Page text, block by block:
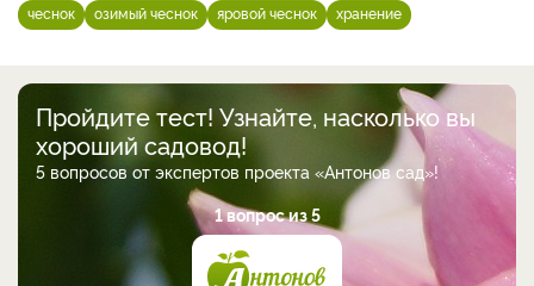
чеснок озимый чеснок яровой чеснок хранение
Пройдите тест! Узнайте, насколько вы
хороший садовод!
5 вопросов от экспертов проекта «Антонов сад»!
1 вопрос из 5